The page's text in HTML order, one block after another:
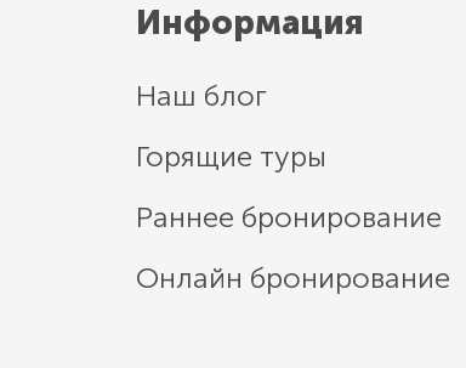
Информация
Наш блог
Горящие туры
Раннее бронирование
Онлайн бронирование